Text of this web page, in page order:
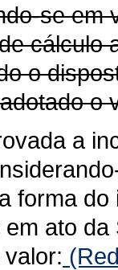
se em
o
o
a
forma
ato